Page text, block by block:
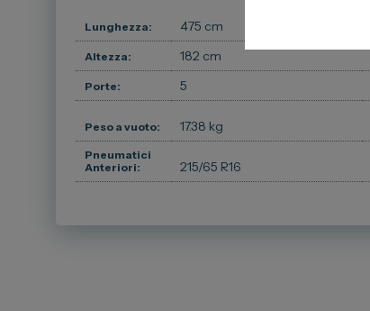
Lunghezza: 475 cm
Altezza: 182 cm
Porte: 5
Peso a vuoto: 17.38 kg
Pneumatici
Anteriori:
215/65 R16